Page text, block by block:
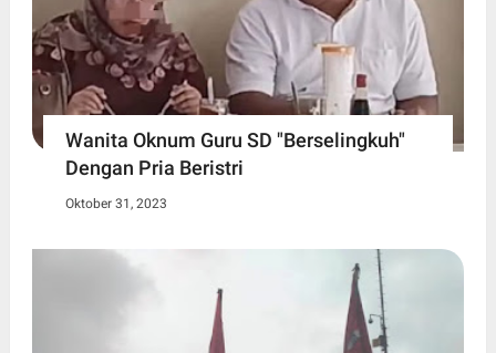
Wanita Oknum Guru SD "Berselingkuh"
Dengan Pria Beristri
Oktober 31, 2023